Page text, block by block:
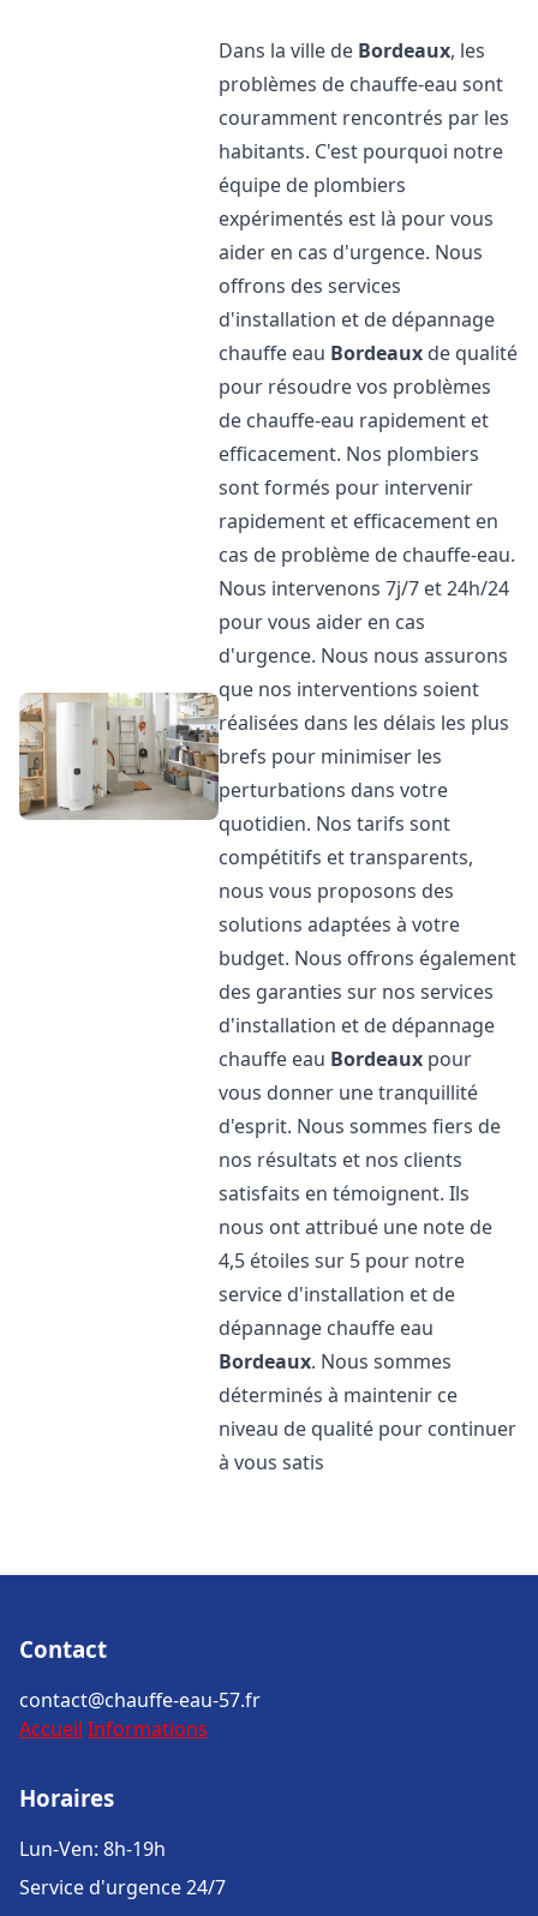
Dans la ville de Bordeaux, les
problèmes de chauffe-eau sont
couramment rencontrés par les
habitants. C'est pourquoi notre
équipe de plombiers
expérimentés est là pour vous
aider en cas d'urgence. Nous
offrons des services
d'installation et de dépannage
chauffe eau Bordeaux de qualité
pour résoudre vos problèmes
de chauffe-eau rapidement et
efficacement. Nos plombiers
sont formés pour intervenir
rapidement et efficacement en
cas de problème de chauffe-eau.
Nous intervenons 7j/7 et 24h/24
pour vous aider en cas
d'urgence. Nous nous assurons
que nos interventions soient
réalisées dans les délais les plus
brefs pour minimiser les
perturbations dans votre
quotidien. Nos tarifs sont
compétitifs et transparents,
nous vous proposons des
solutions adaptées à votre
budget. Nous offrons également
des garanties sur nos services
d'installation et de dépannage
chauffe eau Bordeaux pour
vous donner une tranquillité
d'esprit. Nous sommes fiers de
nos résultats et nos clients
satisfaits en témoignent. Ils
nous ont attribué une note de
4,5 étoiles sur 5 pour notre
service d'installation et de
dépannage chauffe eau
Bordeaux. Nous sommes
déterminés à maintenir ce
niveau de qualité pour continuer
à vous satis
Contact
contact@chauffe-eau-57.fr
Accueil Informations
Horaires
Lun-Ven: 8h-19h
Service d'urgence 24/7